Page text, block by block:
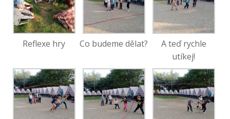
Reflexe hry Co budeme dělat?
A teď rychle
utíkej!